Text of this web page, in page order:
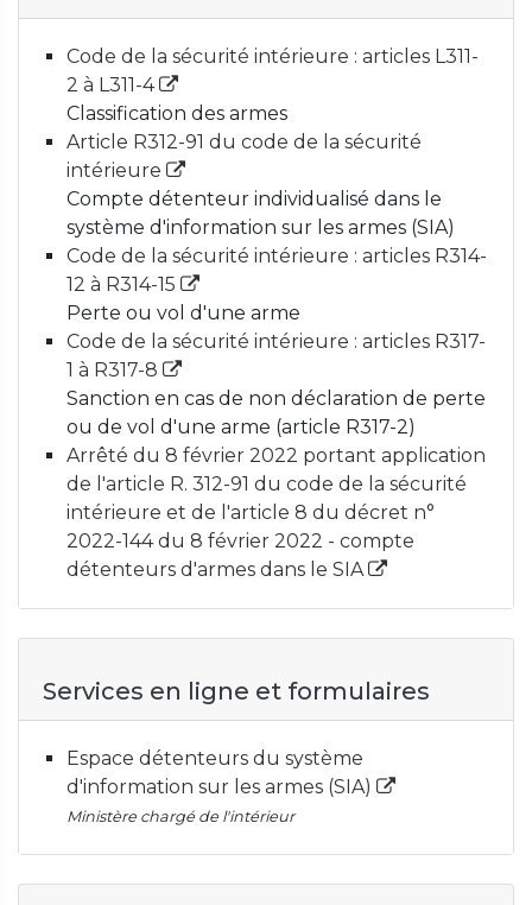
Code de la sécurité intérieure : articles L311-
2 à L311-4
Classification des armes
Article R312-91 du code de la sécurité
intérieure
Compte détenteur individualisé dans le
système d'information sur les armes (SIA)
Code de la sécurité intérieure : articles R314-
12 à R314-15
Perte ou vol d'une arme
Code de la sécurité intérieure : articles R317-
1 à R317-8
Sanction en cas de non déclaration de perte
ou de vol d'une arme (article R317-2)
Arrêté du 8 février 2022 portant application
de l'article R. 312-91 du code de la sécurité
intérieure et de l'article 8 du décret n°
2022-144 du 8 février 2022 - compte
détenteurs d'armes dans le SIA
Services en ligne et formulaires
Espace détenteurs du système
d'information sur les armes (SIA)
Ministère chargé de l'intérieur